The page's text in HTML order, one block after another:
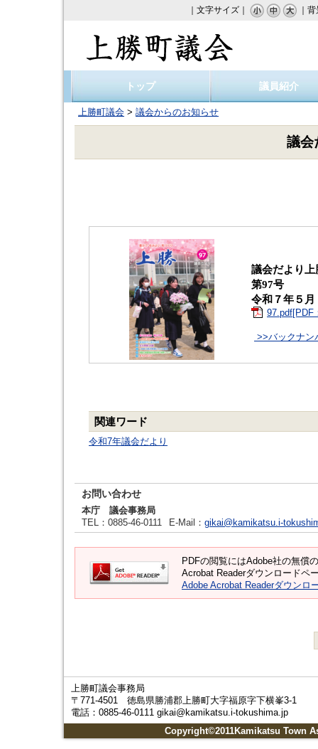
｜文字サイズ｜ ｜
トップ 議員紹介
上勝町議会 > 議会からのお知らせ
議会
議会だより上
第97号
令和７年５月
97.pdf[PDF
>>バックナン
関連ワード
令和7年議会だより
お問い合わせ
本庁 議会事務局
TEL ：0885-46-0111 E-Mail ： gikai@kamikatsu.i-
PDFの閲覧にはAdobe社の無償
Acrobat Readerダウンロードペ
Adobe Acrobat Readerダウンロ
上勝町議会事務局
〒771-4501 徳島県勝浦郡上勝町大字福原字下横峯3-1
電話：0885-46-0111 gikai@kamikatsu.i-tokushima.jp
Copyright©2011Kamikatsu Town